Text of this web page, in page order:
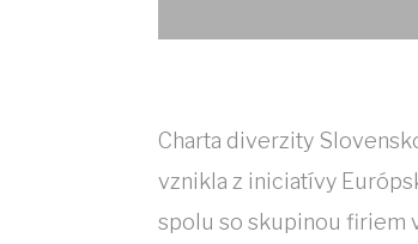
Charta diverzity
vznikla z iniciatívy
spolu so skupinou firiem